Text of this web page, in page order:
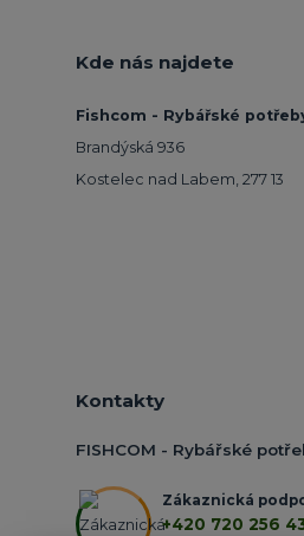
Kde nás najdete
Fishcom - Rybářské
Brandýská 936
Kostelec nad Labem, 277 13
Kontakty
FISHCOM - Rybářské
Zákaznická
+420 720 256